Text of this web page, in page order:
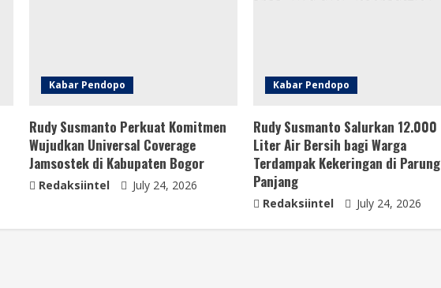
Kabar Pendopo
Rudy Susmanto Perkuat Komitmen
Wujudkan Universal Coverage
Jamsostek di Kabupaten Bogor
Redaksiintel July 24, 2026
Kabar Pendopo
Rudy Susmanto Salurkan 12.000
Liter Air Bersih bagi Warga
Terdampak Kekeringan di Parung
Panjang
Redaksiintel July 24, 2026